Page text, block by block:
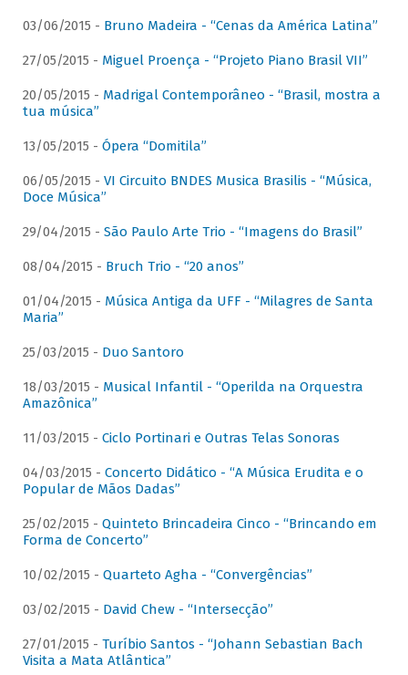
03/06/2015 - Bruno Madeira - “Cenas da América Latina”
27/05/2015 - Miguel Proença - “Projeto Piano Brasil VII”
20/05/2015 - Madrigal Contemporâneo - “Brasil, mostra a
tua música”
13/05/2015 - Ópera “Domitila”
06/05/2015 - VI Circuito BNDES Musica Brasilis - “Música,
Doce Música”
29/04/2015 - São Paulo Arte Trio - “Imagens do Brasil”
08/04/2015 - Bruch Trio - “20 anos”
01/04/2015 - Música Antiga da UFF - “Milagres de Santa
Maria”
25/03/2015 - Duo Santoro
18/03/2015 - Musical Infantil - “Operilda na Orquestra
Amazônica”
11/03/2015 - Ciclo Portinari e Outras Telas Sonoras
04/03/2015 - Concerto Didático - “A Música Erudita e o
Popular de Mãos Dadas”
25/02/2015 - Quinteto Brincadeira Cinco - “Brincando em
Forma de Concerto”
10/02/2015 - Quarteto Agha - “Convergências”
03/02/2015 - David Chew - “Intersecção”
27/01/2015 - Turíbio Santos - “Johann Sebastian Bach
Visita a Mata Atlântica”